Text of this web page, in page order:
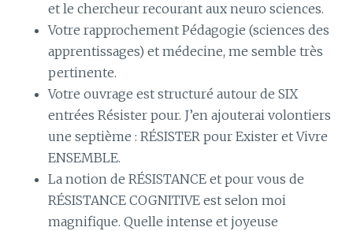
et le chercheur recourant aux neuro sciences.
Votre rapprochement Pédagogie (sciences des
apprentissages) et médecine, me semble très
pertinente.
Votre ouvrage est structuré autour de SIX
entrées Résister pour. J’en ajouterai volontiers
une septième : RÉSISTER pour Exister et Vivre
ENSEMBLE.
La notion de RÉSISTANCE et pour vous de
RÉSISTANCE COGNITIVE est selon moi
magnifique. Quelle intense et joyeuse